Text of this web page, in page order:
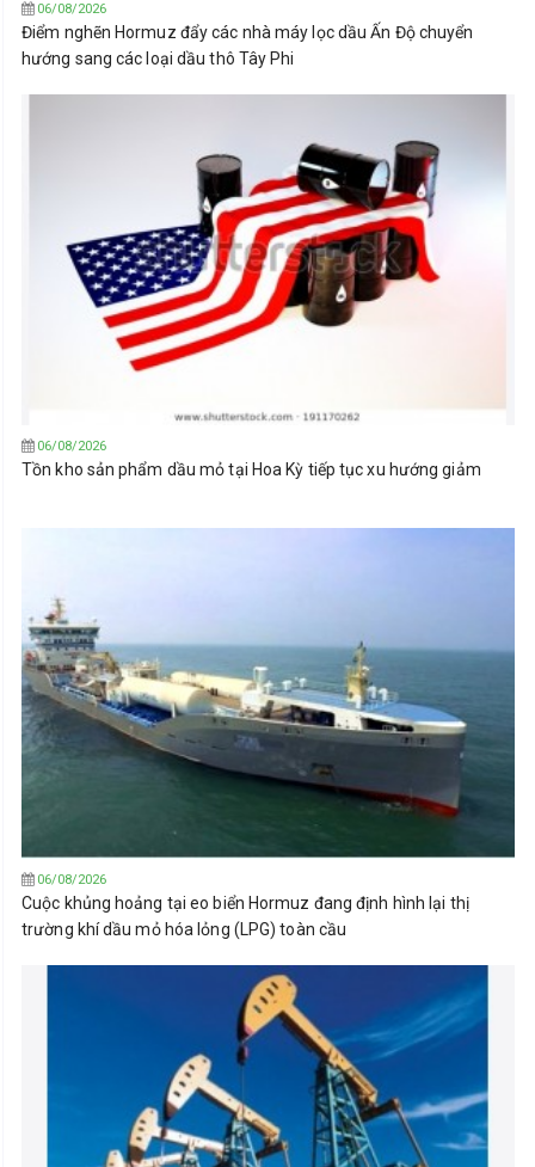
06/08/2026
Điểm nghẽn Hormuz đẩy các nhà máy lọc dầu Ấn Độ chuyển
hướng sang các loại dầu thô Tây Phi
06/08/2026
Tồn kho sản phẩm dầu mỏ tại Hoa Kỳ tiếp tục xu hướng giảm
06/08/2026
Cuộc khủng hoảng tại eo biển Hormuz đang định hình lại thị
trường khí dầu mỏ hóa lỏng (LPG) toàn cầu